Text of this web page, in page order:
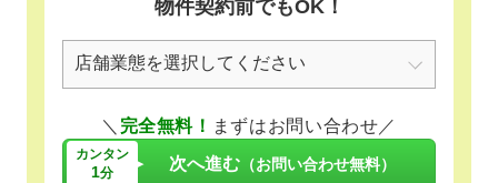
物件契約前でもOK！
＼ 完全無料！ まずはお問い合わせ／
カンタン
1分 次へ進む （お問い合わせ無料）